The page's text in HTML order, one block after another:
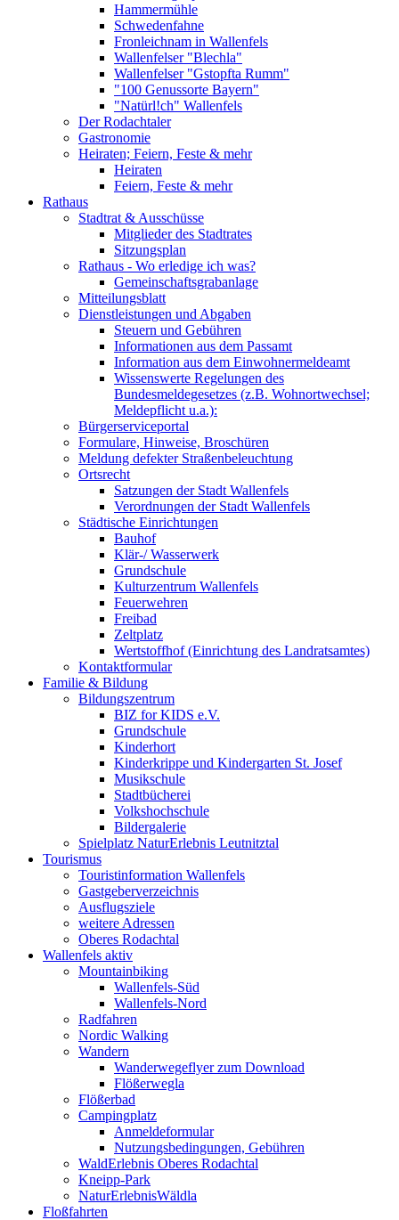
Hammermühle
Schwedenfahne
Fronleichnam in Wallenfels
Wallenfelser "Blechla"
Wallenfelser "Gstopfta Rumm"
"100 Genussorte Bayern"
"Natürl!ch" Wallenfels
Der Rodachtaler
Gastronomie
Heiraten; Feiern, Feste & mehr
Heiraten
Feiern, Feste & mehr
Rathaus
Stadtrat & Ausschüsse
Mitglieder des Stadtrates
Sitzungsplan
Rathaus - Wo erledige ich was?
Gemeinschaftsgrabanlage
Mitteilungsblatt
Dienstleistungen und Abgaben
Steuern und Gebühren
Informationen aus dem Passamt
Information aus dem Einwohnermeldeamt
Wissenswerte Regelungen des
Bundesmeldegesetzes (z.B. Wohnortwechsel;
Meldepflicht u.a.):
Bürgerserviceportal
Formulare, Hinweise, Broschüren
Meldung defekter Straßenbeleuchtung
Ortsrecht
Satzungen der Stadt Wallenfels
Verordnungen der Stadt Wallenfels
Städtische Einrichtungen
Bauhof
Klär-/ Wasserwerk
Grundschule
Kulturzentrum Wallenfels
Feuerwehren
Freibad
Zeltplatz
Wertstoffhof (Einrichtung des Landratsamtes)
Kontaktformular
Familie & Bildung
Bildungszentrum
BIZ for KIDS e.V.
Grundschule
Kinderhort
Kinderkrippe und Kindergarten St. Josef
Musikschule
Stadtbücherei
Volkshochschule
Bildergalerie
Spielplatz NaturErlebnis Leutnitztal
Tourismus
Touristinformation Wallenfels
Gastgeberverzeichnis
Ausflugsziele
weitere Adressen
Oberes Rodachtal
Wallenfels aktiv
Mountainbiking
Wallenfels-Süd
Wallenfels-Nord
Radfahren
Nordic Walking
Wandern
Wanderwegeflyer zum Download
Flößerwegla
Flößerbad
Campingplatz
Anmeldeformular
Nutzungsbedingungen, Gebühren
WaldErlebnis Oberes Rodachtal
Kneipp-Park
NaturErlebnisWäldla
Floßfahrten